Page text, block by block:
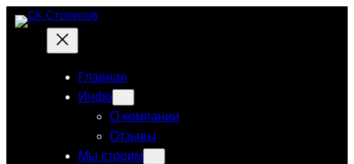
Перейти
содержимому
Главная
Инфо
О компании
Отзывы
Мы строим